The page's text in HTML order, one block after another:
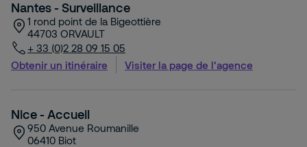
Nantes - Surveillance
1 rond point de la Bigeottière
44703 ORVAULT
+ 33 (0)2 28 09 15 05
Obtenir un itinéraire
Visiter la page de l'agence
Nice - Accueil
950 Avenue Roumanille
06410 Biot